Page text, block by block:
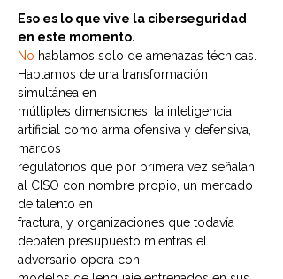
Eso es lo que vive la ciberseguridad
en este momento.
No hablamos solo de amenazas técnicas.
Hablamos de una transformación
simultánea en
múltiples dimensiones: la inteligencia
artificial como arma ofensiva y defensiva,
marcos
regulatorios que por primera vez señalan
al CISO con nombre propio, un mercado
de talento en
fractura, y organizaciones que todavía
debaten presupuesto mientras el
adversario opera con